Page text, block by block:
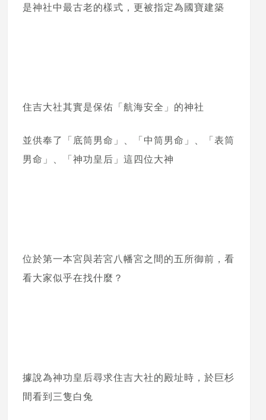
是神社中最古老的樣式，更被指定為國寶建築
住吉大社其實是保佑「航海安全」的神社
並供奉了「底筒男命」、「中筒男命」、「表筒
男命」、「神功皇后」這四位大神
位於第一本宮與若宮八幡宮之間的五所御前，看
看大家似乎在找什麼？
據說為神功皇后尋求住吉大社的殿址時，於巨杉
間看到三隻白兔